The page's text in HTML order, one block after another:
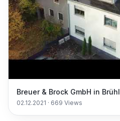
Breuer & Brock GmbH in Brühl
02.12.2021 · 669 Views